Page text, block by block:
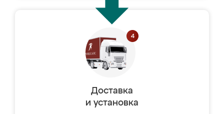
Доставка
и установка